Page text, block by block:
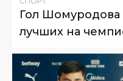
Гол Шомуродова
лучших на